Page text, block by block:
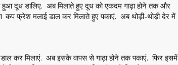
दूध डालिए. अब मिलाते हुए दूध को एकदम गाढ़ा होने तक और
फ्रेश मलाई डाल कर मिलाते हुए पकाएं. अब थोड़ी-थोड़ी देर में
डाल कर मिलाएं. अब इसके वापस से गाढ़ा होने तक पकाएं. फिर इसमें